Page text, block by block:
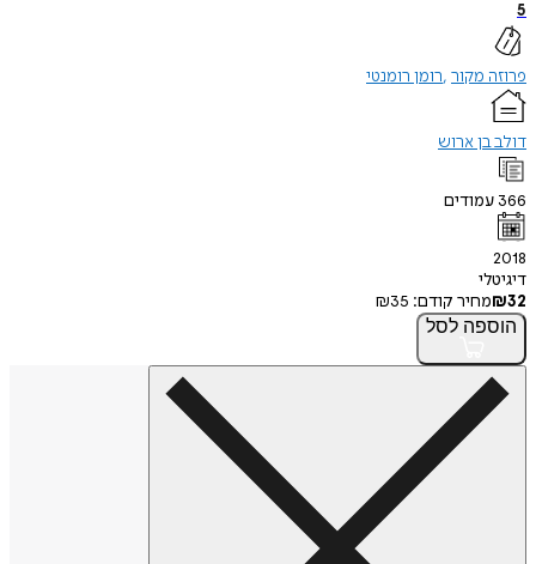
5
פרוזה מקור רומן רומנטי
דולב בן ארוש
366 עמודים
2018
דיגיטלי
₪32 מחיר קודם: ₪35
הוספה לסל